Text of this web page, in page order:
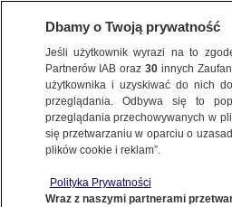
TRÓJMIASTO
z dziećmi
Dbamy o Twoją prywatność
Jeśli użytkownik wyrazi na to
Partnerów IAB oraz30 innych
użytkownika i uzyskiwać do nich
przeglądania. Odbywa się to
przeglądania przechowywanych w
się przetwarzaniu w oparciu o
plików cookie i reklam”.
Polityka Prywatności
Wraz z naszymi partnerami